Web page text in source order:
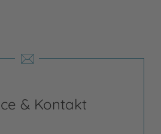
& Kontakt